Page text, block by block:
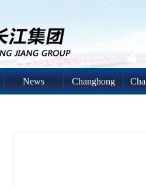
News
Changhong